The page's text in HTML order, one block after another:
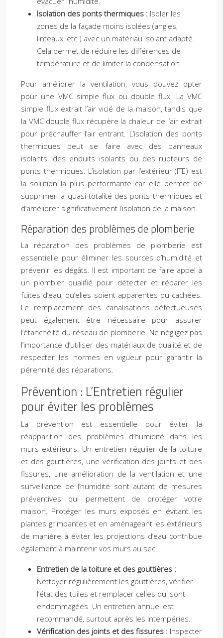
Isolation des ponts thermiques : Isoler les
zones de la façade moins isolées (angles,
linteaux, etc.) avec un matériau isolant adapté.
Cela permet de réduire les différences de
température et de limiter la condensation.
Pour améliorer la ventilation, vous pouvez opter
pour une VMC simple flux ou double flux. La VMC
simple flux extrait l’air vicié de la maison, tandis que
la VMC double flux récupère la chaleur de l’air extrait
pour préchauffer l’air entrant. L’isolation des ponts
thermiques peut se faire avec des panneaux
isolants, des enduits isolants ou des rupteurs de
ponts thermiques. L’isolation par l’extérieur (ITE) est
la solution la plus performante car elle permet de
supprimer la quasi-totalité des ponts thermiques et
d’améliorer significativement l’isolation de la maison.
Réparation des problèmes de plomberie
La réparation des problèmes de plomberie est
essentielle pour éliminer les sources d’humidité et
prévenir les dégâts. Il est important de faire appel à
un plombier qualifié pour détecter et réparer les
fuites d’eau, qu’elles soient apparentes ou cachées.
Le remplacement des canalisations défectueuses
peut également être nécessaire pour assurer
l’étanchéité du réseau de plomberie. Ne négligez pas
l’importance d’utiliser des matériaux de qualité et de
respecter les normes en vigueur pour garantir la
pérennité des réparations.
Prévention : L’Entretien régulier
pour éviter les problèmes
La prévention est essentielle pour éviter la
réapparition des problèmes d’humidité dans les
murs extérieurs. Un entretien régulier de la toiture
et des gouttières, une vérification des joints et des
fissures, une amélioration de la ventilation et une
surveillance de l’humidité sont autant de mesures
préventives qui permettent de protéger votre
maison. Protéger les murs exposés en évitant les
plantes grimpantes et en aménageant les extérieurs
de manière à éviter les projections d’eau contribue
également à maintenir vos murs au sec.
Entretien de la toiture et des gouttières :
Nettoyer régulièrement les gouttières, vérifier
l’état des tuiles et remplacer celles qui sont
endommagées. Un entretien annuel est
recommandé, surtout après les intempéries.
Vérification des joints et des fissures : Inspecter